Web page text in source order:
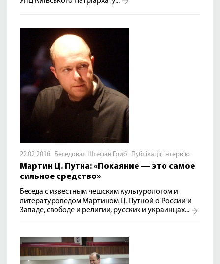
22 02 2016 Беседовал Штефан Гриб Публікації, Інтерв'ю
Мартин Ц. Путна: «Покаяние — это самое
сильное средство»
Беседа с известным чешским культурологом и
литературоведом Мартином Ц. Путной о России и
Западе, свободе и религии, русских и украинцах...